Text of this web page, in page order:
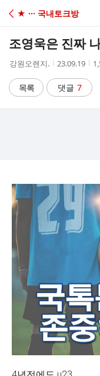
C
★ ··· 국내토크방
조영욱은 진짜
작
자
강원오렌지.
작
시
간
23.09.19
조
목록 댓글 7